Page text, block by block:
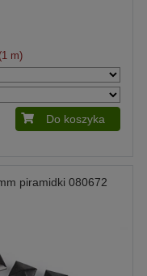
m)
Do koszyka
piramidki 080672